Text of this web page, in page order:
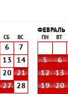
СБ ВС
6
7
13
14
20
21
27
28
ФЕВРАЛЬ
ПН ВТ
5
6
12
13
19
20